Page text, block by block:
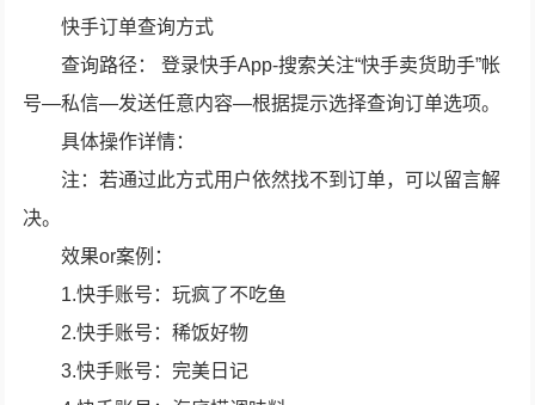
快手订单查询方式
查询路径： 登录快手App-搜索关注“快手卖货助手”帐
号—私信—发送任意内容—根据提示选择查询订单选项。
具体操作详情：
注：若通过此方式用户依然找不到订单，可以留言解
决。
效果or案例：
1.快手账号：玩疯了不吃鱼
2.快手账号：稀饭好物
3.快手账号：完美日记